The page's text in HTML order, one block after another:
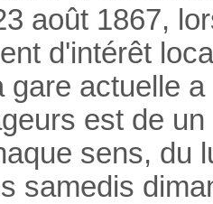
août 1867,
d'intérêt
gare actuelle
est de
sens, du
samedis